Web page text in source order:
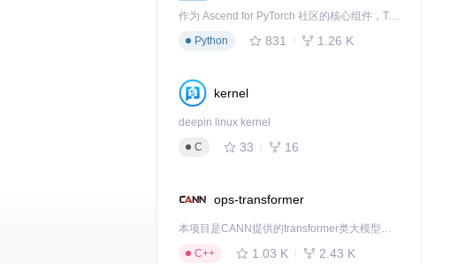
作为 Ascend for PyTorch 社区的核心组件，TorchNPU 是昇腾专为 PyTorch 打造的深度学习适配插件，使 PyTorch 框架能够直接调用昇腾 NPU，为开发者提供昇腾 AI 处理器的超强算力。
Python
831 1.26 K
kernel
deepin linux kernel
C
33 16
ops-transformer
本项目是CANN提供的transformer类大模型算子库，实现网络在NPU上加速计算。
C++
1.03 K 2.43 K